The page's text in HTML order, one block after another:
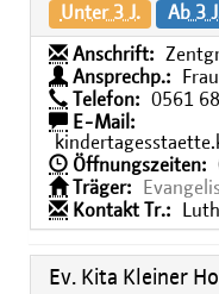
Unter 3 J. Ab 3
Anschrift:
Ansprechp.:
Telefon:
0561
E-Mail:
Öffnungszeiten:
Träger:
Kontakt Tr.:
Ev. Kita Kleiner